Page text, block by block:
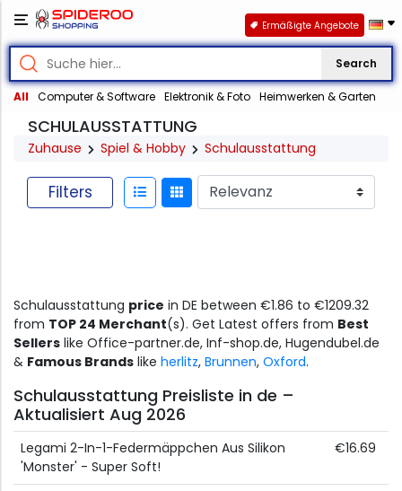
Search
All Computer & Software Elektronik & Foto Heimwerken & Garten
Ermäßigte Angebote
SCHULAUSSTATTUNG
Zuhause Spiel & Hobby Schulausstattung
Filters
Schulausstattung price in DE between €1.86 to €1209.32
from TOP 24 Merchant(s). Get Latest offers from Best
Sellers like Office-partner.de, Inf-shop.de, Hugendubel.de
& Famous Brands like herlitz, Brunnen, Oxford.
Schulausstattung Preisliste in de –
Aktualisiert Aug 2026
Legami 2-In-1-Federmäppchen Aus Silikon
'Monster' - Super Soft!
€16.69